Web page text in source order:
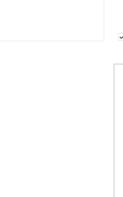
белая магия. Заговор на